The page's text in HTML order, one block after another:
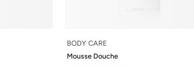
BODY CARE
Mousse Douche